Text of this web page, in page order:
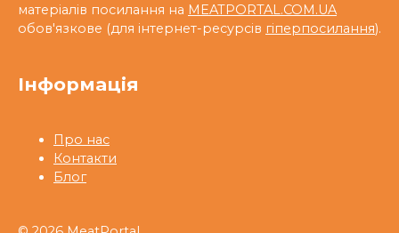
матеріалів посилання на MEATPORTAL.COM.UA
обов'язкове (для інтернет-ресурсів гіперпосилання).
Інформація
Про нас
Контакти
Блог